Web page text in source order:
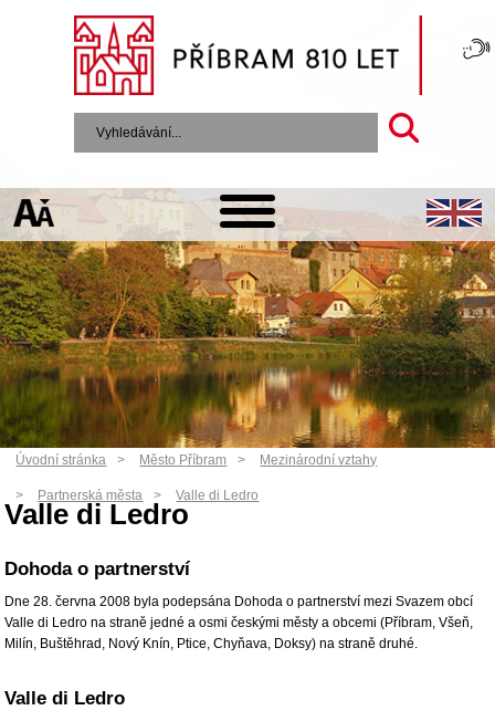
Úvodní stránka Město Příbram Mezinárodní vztahy
Partnerská města Valle di Ledro
Valle di Ledro
Dohoda o partnerství
Dne 28. června 2008 byla podepsána Dohoda o partnerství mezi Svazem obcí
Valle di Ledro na straně jedné a osmi českými městy a obcemi (Příbram, Všeň,
Milín, Buštěhrad, Nový Knín, Ptice, Chyňava, Doksy) na straně druhé.
Valle di Ledro